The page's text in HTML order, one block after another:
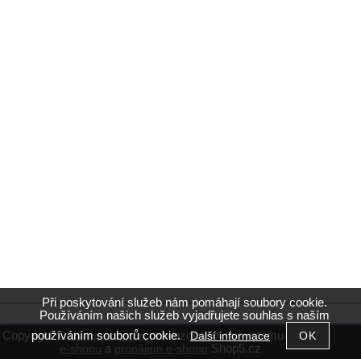
Copyright ©kapap-shop.cz,provozováno na systému
tvorba
e-shopu a pronájem e-shopu Shop5.cz
Při poskytování služeb nám pomáhají soubory cookie.
Používáním našich služeb vyjadřujete souhlas s naším
používáním souborů cookie.Další informace